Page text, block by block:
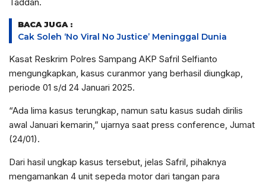
BACA JUGA :
Cak Soleh ‘No Viral No Justice’ Meninggal Dunia
Kasat Reskrim Polres Sampang AKP Safril Selfianto
mengungkapkan, kasus curanmor yang berhasil diungkap,
periode 01 s/d 24 Januari 2025.
“Ada lima kasus terungkap, namun satu kasus sudah dirilis
awal Januari kemarin,” ujarnya saat press conference, Jumat
(24/01).
Dari hasil ungkap kasus tersebut, jelas Safril, pihaknya
mengamankan 4 unit sepeda motor dari tangan para